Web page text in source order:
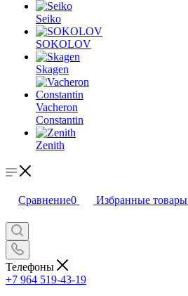
Seiko
SOKOLOV
Skagen
Vacheron
Constantin
Zenith
Сравнение0 Избранные товары
Телефоны
+7 964 519-43-19